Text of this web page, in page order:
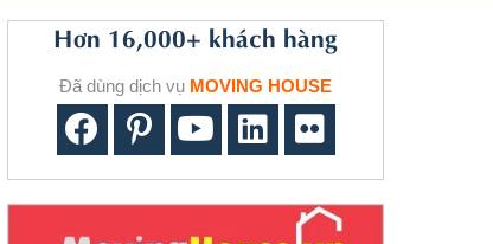
Hơn 16,000+ khách hàng
Đã dùng dịch vụ MOVING HOUSE